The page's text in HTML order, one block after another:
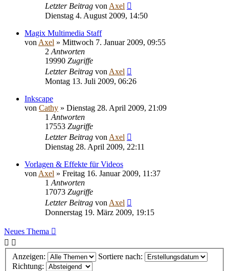
Letzter Beitrag von Axel
Dienstag 4. August 2009, 14:50
Magix Multimedia Staff
von Axel » Mittwoch 7. Januar 2009, 09:55
2 Antworten
19990 Zugriffe
Letzter Beitrag von Axel
Montag 13. Juli 2009, 06:26
Inkscape
von Cathy » Dienstag 28. April 2009, 21:09
1 Antworten
17553 Zugriffe
Letzter Beitrag von Axel
Dienstag 28. April 2009, 22:11
Vorlagen & Effekte für Videos
von Axel » Freitag 16. Januar 2009, 11:37
1 Antworten
17073 Zugriffe
Letzter Beitrag von Axel
Donnerstag 19. März 2009, 19:15
Neues Thema
Anzeigen:
Sortiere nach:
Richtung: